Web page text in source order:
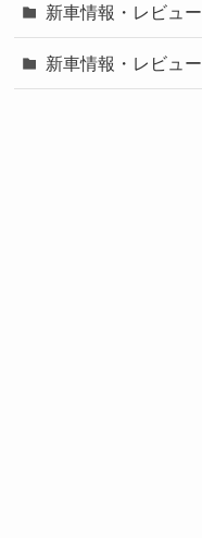
新車情報・レビュー
新車情報・レビュー